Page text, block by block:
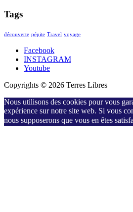
Tags
découverte pépite Travel voyage
Facebook
INSTAGRAM
Youtube
Copyrights © 2026 Terres Libres
Nous utilisons des cookies pour vous
expérience sur notre site web. Si vous
nous supposerons que vous en êtes